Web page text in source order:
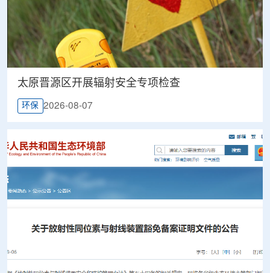
太原晋源区开展辐射安全专项检查
环保 2026-08-07